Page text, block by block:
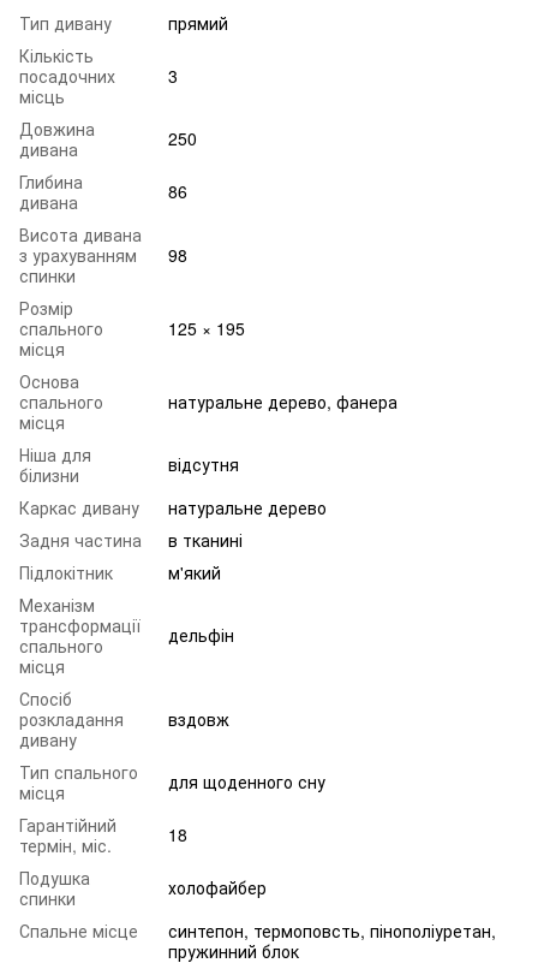
Тип дивану
прямий
Кількість
посадочних
місць
3
Довжина
дивана
250
Глибина
дивана
86
Висота дивана
з урахуванням
спинки
98
Розмір
спального
місця
125 × 195
Основа
спального
місця
натуральне дерево, фанера
Ніша для
білизни
відсутня
Каркас дивану
натуральне дерево
Задня частина
в тканині
Підлокітник
м'який
Механізм
трансформації
спального
місця
дельфін
Спосіб
розкладання
дивану
вздовж
Тип спального
місця
для щоденного сну
Гарантійний
термін, міс.
18
Подушка
спинки
холофайбер
Спальне місце
синтепон, термоповсть, пінополіуретан,
пружинний блок